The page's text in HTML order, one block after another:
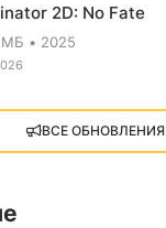
2D: No Fate
МБ 2025
(2018)
2018
ВСЕ ОБНОВЛЕНИЯ